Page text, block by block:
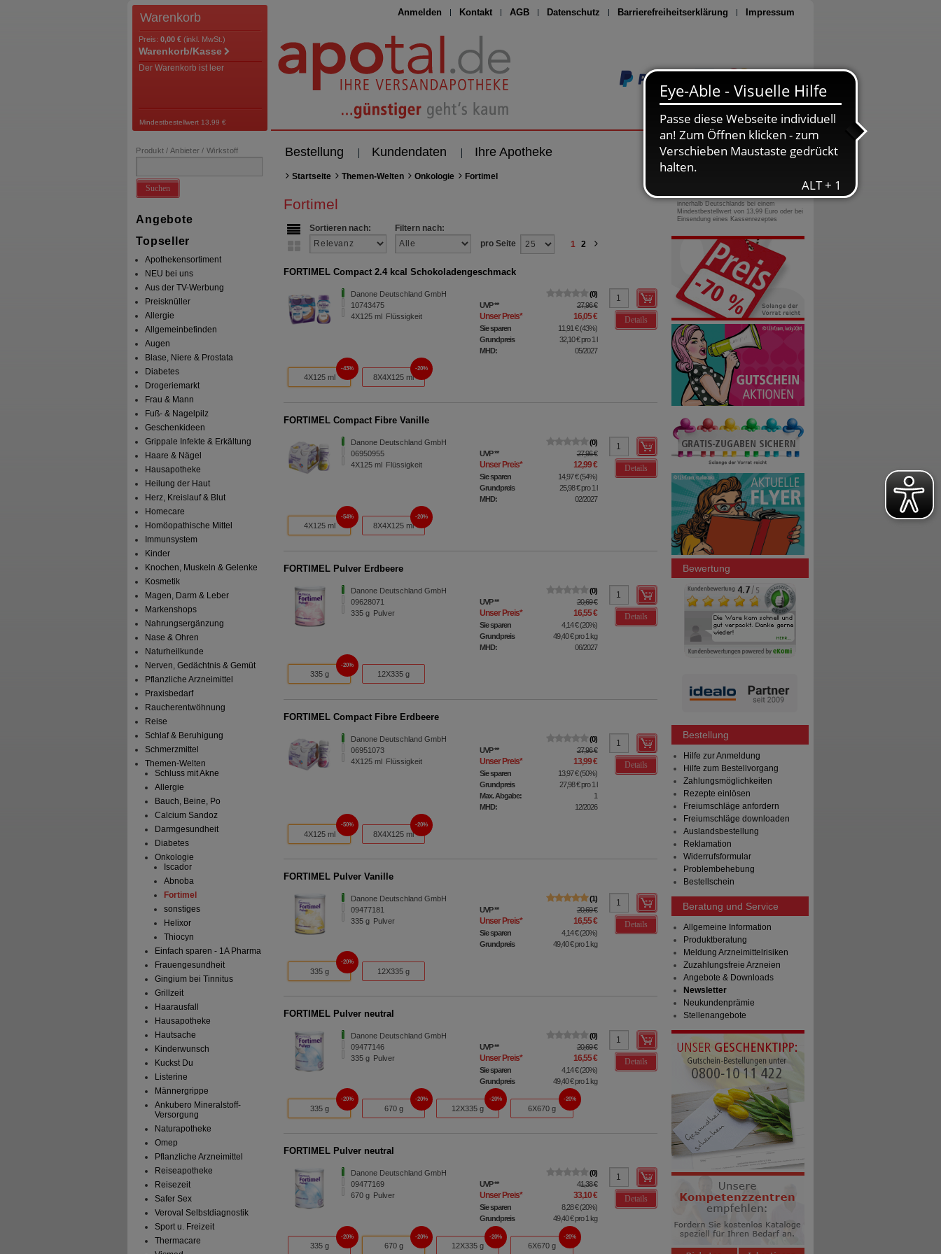
Anmelden Kontakt AGB Datenschutz Barrierefreiheitserklärung Impressum
Seite drucken
Warenkorb
Preis: 0,00 € (inkl. MwSt.)
Warenkorb/Kasse
Der Warenkorb ist leer
Mindestbestellwert 13,99 €
Bestellung Kundendaten Ihre Apotheke
Produkt / Anbieter / Wirkstoff
Suchen
Angebote
Topseller
Apothekensortiment
NEU bei uns
Aus der TV-Werbung
Preisknüller
Allergie
Allgemeinbefinden
Augen
Blase, Niere & Prostata
Diabetes
Drogeriemarkt
Frau & Mann
Fuß- & Nagelpilz
Geschenkideen
Grippale Infekte & Erkältung
Haare & Nägel
Hausapotheke
Heilung der Haut
Herz, Kreislauf & Blut
Homecare
Homöopathische Mittel
Immunsystem
Kinder
Knochen, Muskeln & Gelenke
Kosmetik
Magen, Darm & Leber
Markenshops
Nahrungsergänzung
Nase & Ohren
Naturheilkunde
Nerven, Gedächtnis & Gemüt
Pflanzliche Arzneimittel
Praxisbedarf
Raucherentwöhnung
Reise
Schlaf & Beruhigung
Schmerzmittel
Themen-Welten
Schluss mit Akne
Allergie
Bauch, Beine, Po
Calcium Sandoz
Darmgesundheit
Diabetes
Onkologie
Iscador
Abnoba
Fortimel
sonstiges
Helixor
Thiocyn
Einfach sparen - 1A Pharma
Frauengesundheit
Gingium bei Tinnitus
Grillzeit
Haarausfall
Hausapotheke
Hautsache
Kinderwunsch
Kuckst Du
Listerine
Männergrippe
Ankubero Mineralstoff-
Versorgung
Naturapotheke
Omep
Pflanzliche Arzneimittel
Reiseapotheke
Reisezeit
Safer Sex
Veroval Selbstdiagnostik
Sport u. Freizeit
Thermacare
Startseite Themen-Welten Onkologie Fortimel
Fortimel
Sortieren nach:
Filtern nach:
pro Seite
1 2
FORTIMEL Compact 2.4 kcal Schokoladengeschmack
Danone Deutschland GmbH
10743475
4X125 ml Flüssigkeit
0
UVP** 27,96 €
Unser Preis* 16,05 €
Sie sparen 11,91 €(43%)
Grundpreis
32,10 €pro 1 l
MHD:
05/2027
Details
4X125 ml
43%
8X4X125 ml
20%
FORTIMEL Compact Fibre Vanille
Danone Deutschland GmbH
06950955
4X125 ml Flüssigkeit
0
UVP** 27,96 €
Unser Preis* 12,99 €
Sie sparen 14,97 €(54%)
Grundpreis
25,98 €pro 1 l
MHD:
02/2027
Details
4X125 ml
54%
8X4X125 ml
20%
FORTIMEL Pulver Erdbeere
Danone Deutschland GmbH
09628071
335g Pulver
0
UVP** 20,69 €
Unser Preis* 16,55 €
Sie sparen 4,14 €(20%)
Grundpreis
49,40 €pro 1 kg
MHD:
06/2027
Details
335 g
20%
12X335 g
FORTIMEL Compact Fibre Erdbeere
Danone Deutschland GmbH
06951073
4X125 ml Flüssigkeit
0
UVP** 27,96 €
Unser Preis* 13,99 €
Sie sparen 13,97 €(50%)
Grundpreis
27,98 €pro 1 l
Max. Abgabe:
1
MHD:
12/2026
Details
4X125 ml
50%
8X4X125 ml
20%
FORTIMEL Pulver Vanille
Danone Deutschland GmbH
09477181
335g Pulver
1
UVP** 20,69 €
Unser Preis* 16,55 €
Sie sparen 4,14 €(20%)
Grundpreis
49,40 €pro 1 kg
Details
335 g
20%
12X335 g
FORTIMEL Pulver neutral
Danone Deutschland GmbH
09477146
335g Pulver
0
UVP** 20,69 €
Unser Preis* 16,55 €
Sie sparen 4,14 €(20%)
Grundpreis
49,40 €pro 1 kg
Details
335 g
20%
670 g
20%
12X335 g
20%
6X670 g
20%
FORTIMEL Pulver neutral
Danone Deutschland GmbH
09477169
670g Pulver
0
UVP** 41,38 €
Unser Preis* 33,10 €
Sie sparen 8,28 €(20%)
Grundpreis
49,40 €pro 1 kg
Details
335 g
20%
670 g
20%
12X335 g
20%
6X670 g
20%
0800-10 11 422
gebührenfreie Rufnummer
innerhalb Deutschlands bei einem
Mindestbestellwert von 13,99 Euro oder bei
Einsendung eines Kassenrezeptes
Bewertung
Bestellung
Hilfe zur Anmeldung
Hilfe zum Bestellvorgang
Zahlungsmöglichkeiten
Rezepte einlösen
Freiumschläge anfordern
Freiumschläge downloaden
Auslandsbestellung
Reklamation
Widerrufsformular
Problembehebung
Bestellschein
Beratung und Service
Allgemeine Information
Produktberatung
Meldung Arzneimittelrisiken
Zuzahlungsfreie Arzneien
Angebote & Downloads
Newsletter
Neukundenprämie
Stellenangebote